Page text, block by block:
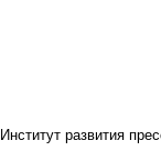
Институт развития